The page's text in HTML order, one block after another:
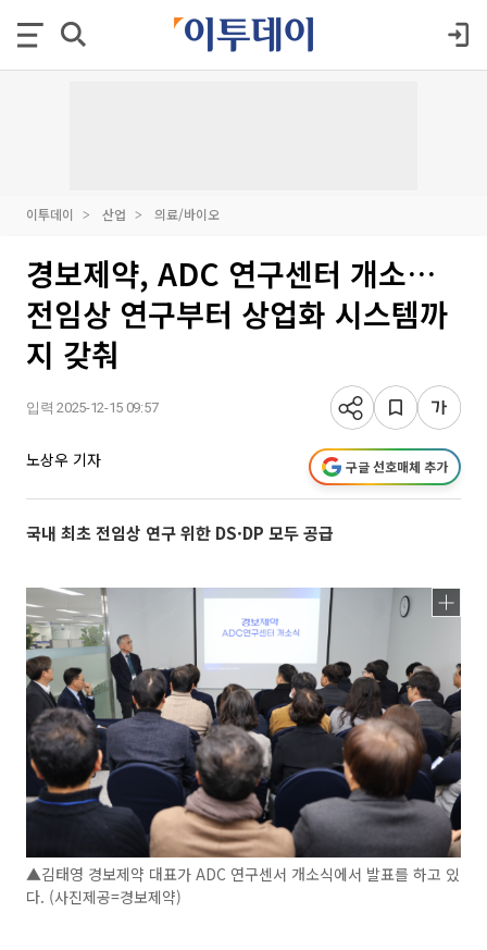
이투데이 산업 의료/바이오
경보제약, ADC 연구센터 개소…
전임상 연구부터 상업화 시스템까
지 갖춰
입력 2025-12-15 09:57
노상우 기자 구글 선호매체 추가
국내 최초 전임상 연구 위한 DS·DP 모두 공급
▲김태영 경보제약 대표가 ADC 연구센서 개소식에서 발표를 하고 있
다. (사진제공=경보제약)